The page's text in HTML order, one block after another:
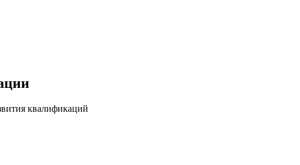
квалификаций